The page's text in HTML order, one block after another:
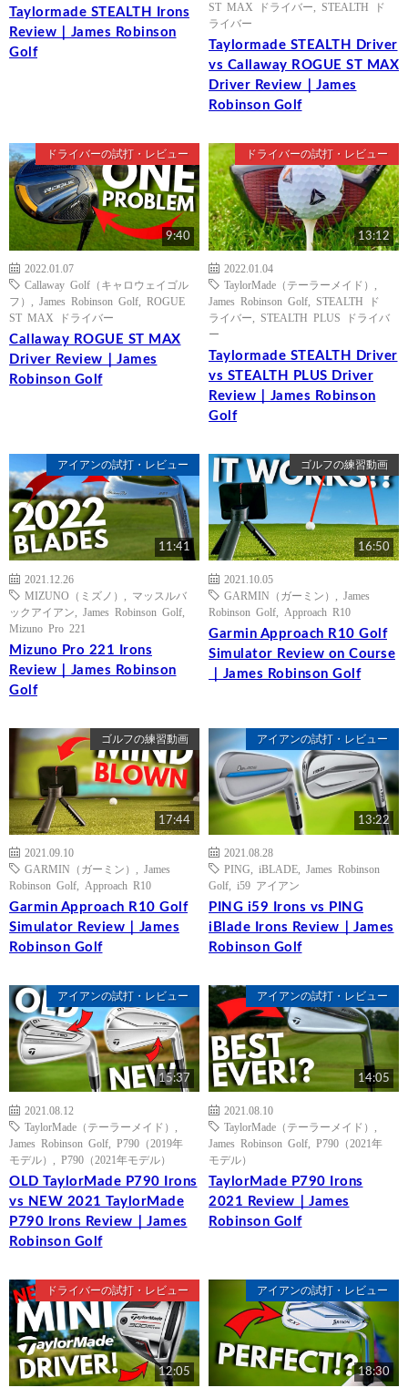
Taylormade STEALTH Irons
Review｜James Robinson
Golf
ST MAX ドライバー
STEALTH ド
ライバー
Taylormade STEALTH Driver
vs Callaway ROGUE ST MAX
Driver Review｜James
Robinson Golf
ドライバーの試打・レビュー
9:40
2022.01.07
Callaway Golf（キャロウェイゴル
フ）
James Robinson Golf
ROGUE
ST MAX ドライバー
Callaway ROGUE ST MAX
Driver Review｜James
Robinson Golf
ドライバーの試打・レビュー
13:12
2022.01.04
TaylorMade（テーラーメイド）
James Robinson Golf
STEALTH ド
ライバー
STEALTH PLUS ドライバ
ー
Taylormade STEALTH Driver
vs STEALTH PLUS Driver
Review｜James Robinson
Golf
アイアンの試打・レビュー
11:41
2021.12.26
MIZUNO（ミズノ）
マッスルバ
ックアイアン
James Robinson Golf
Mizuno Pro 221
Mizuno Pro 221 Irons
Review｜James Robinson
Golf
ゴルフの練習動画
16:50
2021.10.05
GARMIN（ガーミン）
James
Robinson Golf
Approach R10
Garmin Approach R10 Golf
Simulator Review on Course
｜James Robinson Golf
ゴルフの練習動画
17:44
2021.09.10
GARMIN（ガーミン）
James
Robinson Golf
Approach R10
Garmin Approach R10 Golf
Simulator Review｜James
Robinson Golf
アイアンの試打・レビュー
13:22
2021.08.28
PING
iBLADE
James Robinson
Golf
i59 アイアン
PING i59 Irons vs PING
iBlade Irons Review｜James
Robinson Golf
アイアンの試打・レビュー
15:37
2021.08.12
TaylorMade（テーラーメイド）
James Robinson Golf
P790（2019年
モデル）
P790（2021年モデル）
OLD TaylorMade P790 Irons
vs NEW 2021 TaylorMade
P790 Irons Review｜James
Robinson Golf
アイアンの試打・レビュー
14:05
2021.08.10
TaylorMade（テーラーメイド）
James Robinson Golf
P790（2021年
モデル）
TaylorMade P790 Irons
2021 Review｜James
Robinson Golf
ドライバーの試打・レビュー
12:05
アイアンの試打・レビュー
18:30